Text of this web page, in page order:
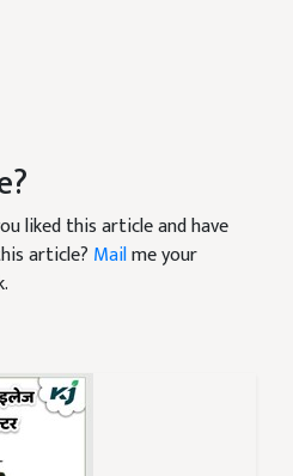
liked this article and have
article? Mailme your